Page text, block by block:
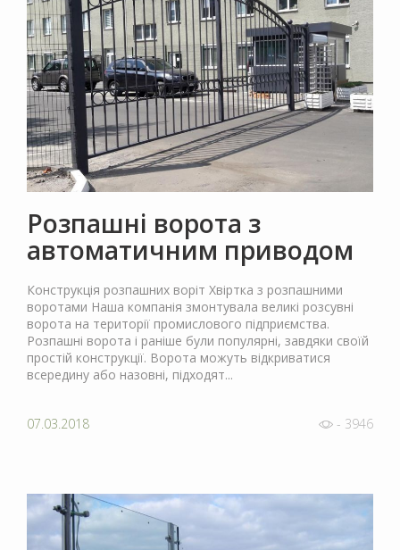
Розпашні ворота з
автоматичним приводом
Конструкція розпашних воріт Хвіртка з розпашними
воротами Наша компанія змонтувала великі розсувні
ворота на території промислового підприємства.
Розпашні ворота і раніше були популярні, завдяки своїй
простій конструкції. Ворота можуть відкриватися
всередину або назовні, підходят...
07.03.2018 - 3946